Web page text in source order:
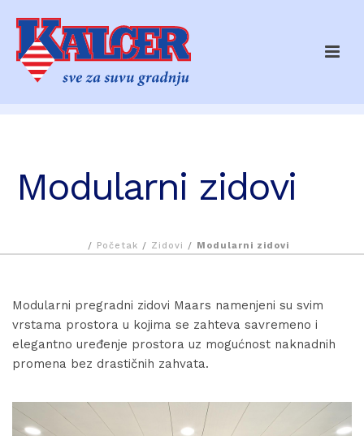
Modularni zidovi
/ Početak / Zidovi / Modularni zidovi
Modularni pregradni zidovi Maars namenjeni su svim
vrstama prostora u kojima se zahteva savremeno i
elegantno uređenje prostora uz mogućnost naknadnih
promena bez drastičnih zahvata.